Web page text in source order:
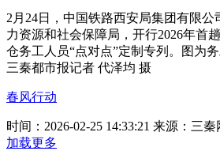
2月24日，中国铁路西安局集团有限公
力资源和社会保障局，开行2026年首
仓务工人员“点对点”定制专列。图为
三秦都市报记者 代泽均 摄
春风行动
时间：2026-02-25 14:33:21 来源：三秦
加载更多